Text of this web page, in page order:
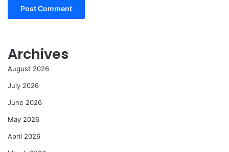
Archives
August 2026
July 2026
June 2026
May 2026
April 2026